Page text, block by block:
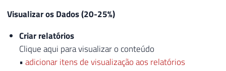
Visualizar os Dados (20-25%)
Criar relatórios
Clique aqui para visualizar o conteúdo
•adicionar itens de visualização aos relatórios